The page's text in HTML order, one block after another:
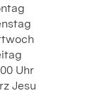
Uhr
Jesu